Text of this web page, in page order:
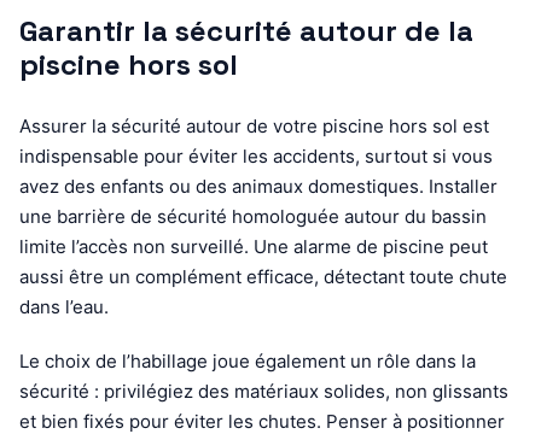
Garantir la sécurité autour de la
piscine hors sol
Assurer la sécurité autour de votre piscine hors sol est
indispensable pour éviter les accidents, surtout si vous
avez des enfants ou des animaux domestiques. Installer
une barrière de sécurité homologuée autour du bassin
limite l’accès non surveillé. Une alarme de piscine peut
aussi être un complément efficace, détectant toute chute
dans l’eau.
Le choix de l’habillage joue également un rôle dans la
sécurité : privilégiez des matériaux solides, non glissants
et bien fixés pour éviter les chutes. Penser à positionner